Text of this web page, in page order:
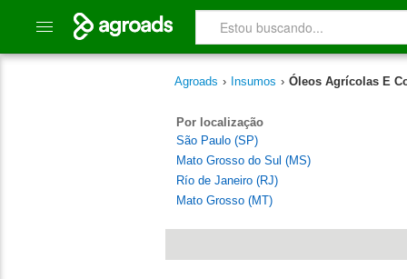
Agroads › Insumos › Óleos Agrícolas E
Por localização
São Paulo (SP)
Mato Grosso do Sul (MS)
Río de Janeiro (RJ)
Mato Grosso (MT)